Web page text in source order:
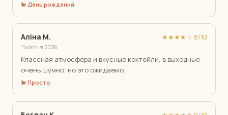
💫 День рождения
Аліна М.
11 квітня 2026
★★★★☆ 8/10
Классная атмосфера и вкусные коктейли, в выходные
очень шумно, но это ожидаемо.
💫 Просто